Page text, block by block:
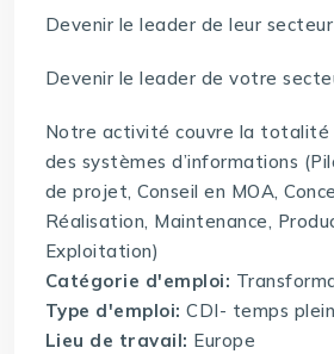
Devenir le leader de leur secteur
Devenir le leader de votre
Notre activité couvre la totalité
des systèmes d’informations
de projet, Conseil en MOA,
Réalisation, Maintenance,
Exploitation)
Catégorie d'emploi:
Type d'emploi:CDI- temps plein
Lieu de travail: Europe